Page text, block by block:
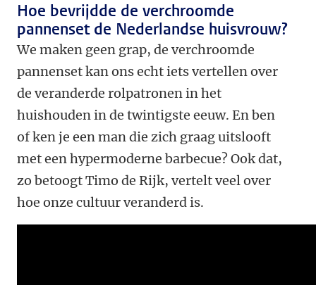
Hoe bevrijdde de verchroomde
pannenset de Nederlandse huisvrouw?
We maken geen grap, de verchroomde
pannenset kan ons echt iets vertellen over
de veranderde rolpatronen in het
huishouden in de twintigste eeuw. En ben
of ken je een man die zich graag uitslooft
met een hypermoderne barbecue? Ook dat,
zo betoogt Timo de Rijk, vertelt veel over
hoe onze cultuur veranderd is.